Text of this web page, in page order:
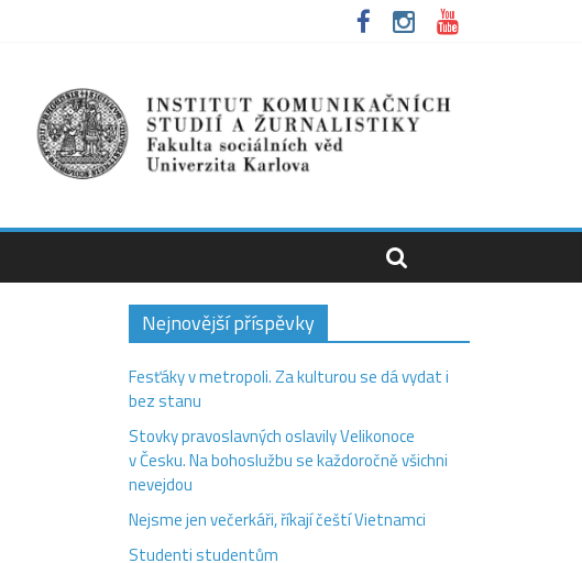
Nejnovější příspěvky
Fesťáky v metropoli. Za kulturou se dá vydat i
bez stanu
Stovky pravoslavných oslavily Velikonoce
v Česku. Na bohoslužbu se každoročně všichni
nevejdou
Nejsme jen večerkáři, říkají čeští Vietnamci
Studenti studentům